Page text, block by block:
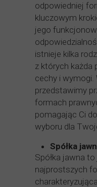
odpowiedniej
kluczowym
jego
istnieje kilka
z których każda
cechy i wymogi.
przedstawimy
formach
pomagając Ci
wyboru dla
Spółka
Spółka jawna
najprostszych